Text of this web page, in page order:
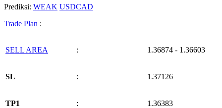
Prediksi: WEAK USDCAD
Trade Plan :
SELL AREA : 1.36874 - 1.36603
SL : 1.37126
TP1 : 1.36383